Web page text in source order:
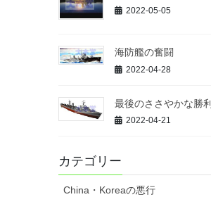
2022-05-05
海防艦の奮闘
2022-04-28
最後のささやかな勝利
2022-04-21
カテゴリー
China・Koreaの悪行